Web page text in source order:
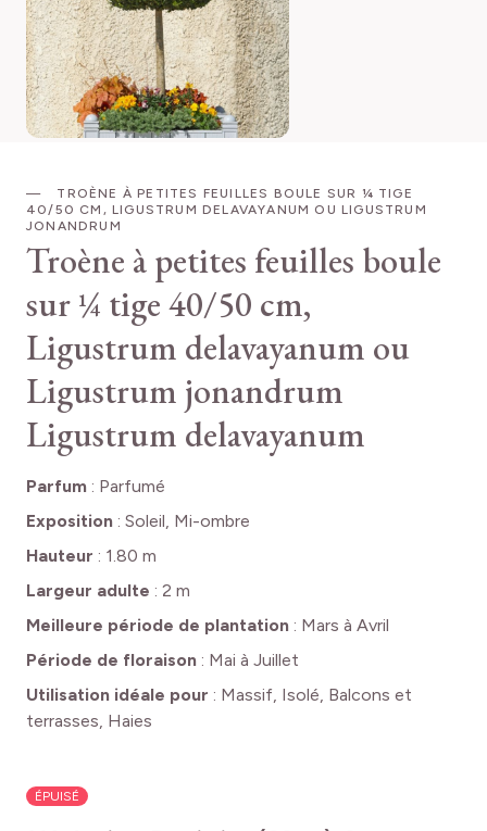
TROÈNE À PETITES FEUILLES BOULE SUR ¼ TIGE
40/50 CM, LIGUSTRUM DELAVAYANUM OU LIGUSTRUM
JONANDRUM
Troène à petites feuilles boule
sur ¼ tige 40/50 cm,
Ligustrum delavayanum ou
Ligustrum jonandrum
Ligustrum delavayanum
Parfum : Parfumé
Exposition : Soleil, Mi-ombre
Hauteur : 1.80 m
Largeur adulte : 2 m
Meilleure période de plantation : Mars à Avril
Période de floraison : Mai à Juillet
Utilisation idéale pour : Massif, Isolé, Balcons et
terrasses, Haies
ÉPUISÉ